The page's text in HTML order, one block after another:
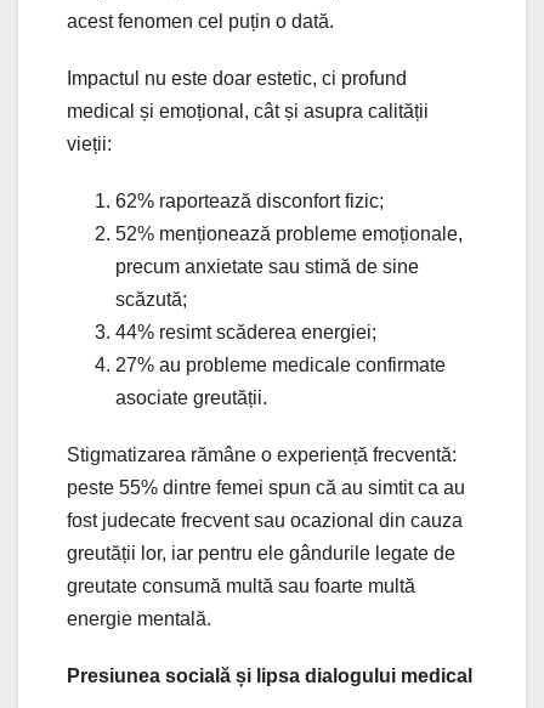
acest fenomen cel puțin o dată.
Impactul nu este doar estetic, ci profund
medical și emoțional, cât și asupra calității
vieții:
62% raportează disconfort fizic;
52% menționează probleme emoționale,
precum anxietate sau stimă de sine
scăzută;
44% resimt scăderea energiei;
27% au probleme medicale confirmate
asociate greutății.
Stigmatizarea rămâne o experiență frecventă:
peste 55% dintre femei spun că au simtit ca au
fost judecate frecvent sau ocazional din cauza
greutății lor, iar pentru ele gândurile legate de
greutate consumă multă sau foarte multă
energie mentală.
Presiunea socială și lipsa dialogului medical